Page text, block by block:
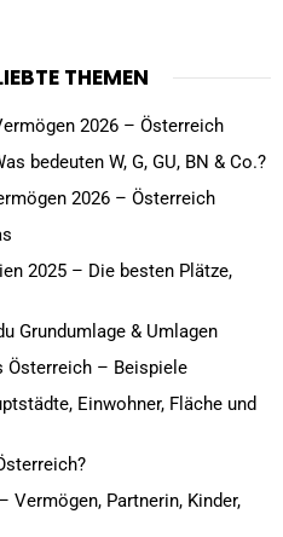
THEMEN
2026 – Österreich
bedeuten W, G, GU, BN & Co.?
2026 – Österreich
2025 – Die besten Plätze,
Grundumlage & Umlagen
Österreich – Beispiele
Einwohner, Fläche und
Vermögen, Partnerin, Kinder,